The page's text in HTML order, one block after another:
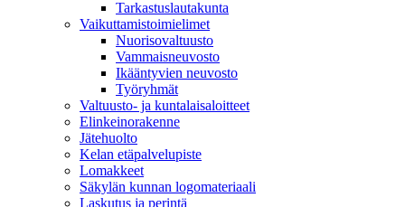
Tarkastuslautakunta
Vaikuttamistoimielimet
Nuorisovaltuusto
Vammaisneuvosto
Ikääntyvien neuvosto
Työryhmät
Valtuusto- ja kuntalaisaloitteet
Elinkeinorakenne
Jätehuolto
Kelan etäpalvelupiste
Lomakkeet
Säkylän kunnan logomateriaali
Laskutus ja perintä